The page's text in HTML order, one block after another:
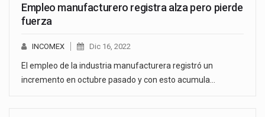
Empleo manufacturero registra alza pero pierde
fuerza
INCOMEX Dic 16, 2022
El empleo de la industria manufacturera registró un
incremento en octubre pasado y con esto acumula…